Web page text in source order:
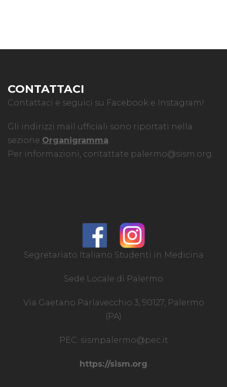
CONTATTACI
Contattaci e seguici su Facebook e Instagram!
Gli indirizzi mail ufficiali sono riportati nella
sezione Organigramma
Per informazioni, contattate palermo@sism.org
Segretariato Italiano Studenti in Medicina
Sede Locale di Palermo
Via Gaetano Parlavecchio 3, 90127, Palermo
(PA)
PEC: sismpalermo@pec.it
https://sism.org